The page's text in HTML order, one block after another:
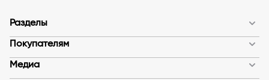
Разделы
Покупателям
Медиа